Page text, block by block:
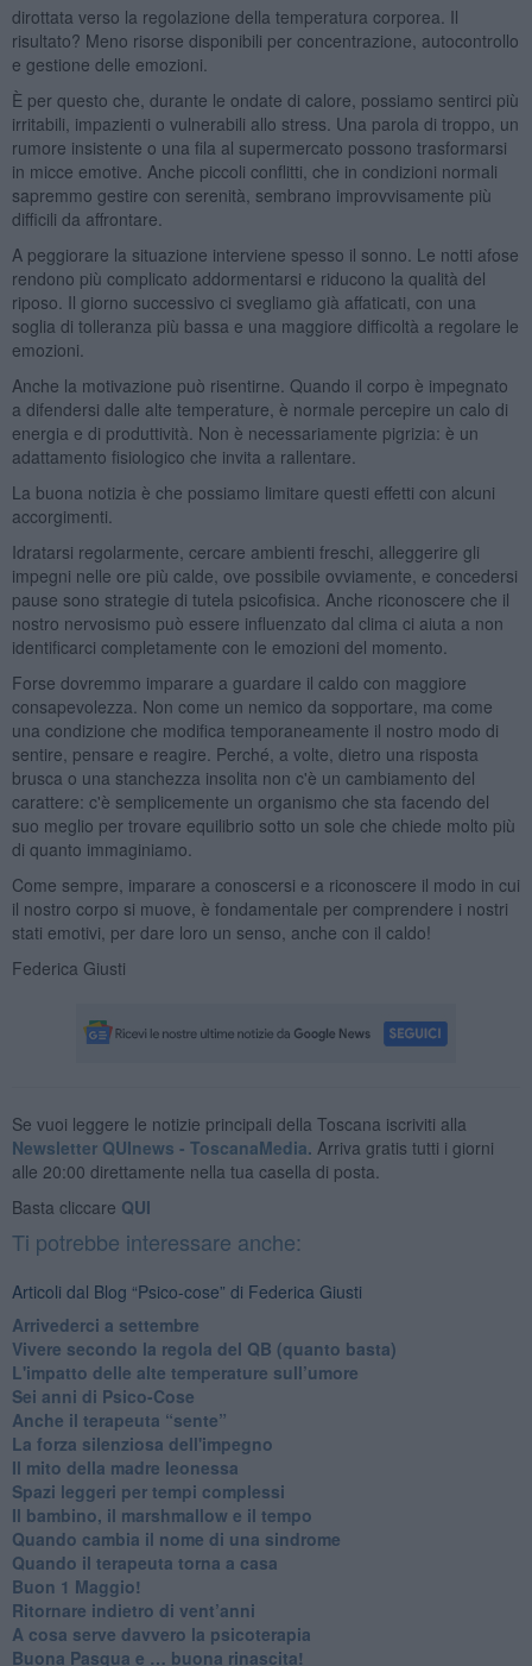
dirottata verso la regolazione della temperatura corporea. Il
risultato? Meno risorse disponibili per concentrazione, autocontrollo
e gestione delle emozioni.
È per questo che, durante le ondate di calore, possiamo sentirci più
irritabili, impazienti o vulnerabili allo stress. Una parola di troppo, un
rumore insistente o una fila al supermercato possono trasformarsi
in micce emotive. Anche piccoli conflitti, che in condizioni normali
sapremmo gestire con serenità, sembrano improvvisamente più
difficili da affrontare.
A peggiorare la situazione interviene spesso il sonno. Le notti afose
rendono più complicato addormentarsi e riducono la qualità del
riposo. Il giorno successivo ci svegliamo già affaticati, con una
soglia di tolleranza più bassa e una maggiore difficoltà a regolare le
emozioni.
Anche la motivazione può risentirne. Quando il corpo è impegnato
a difendersi dalle alte temperature, è normale percepire un calo di
energia e di produttività. Non è necessariamente pigrizia: è un
adattamento fisiologico che invita a rallentare.
La buona notizia è che possiamo limitare questi effetti con alcuni
accorgimenti.
Idratarsi regolarmente, cercare ambienti freschi, alleggerire gli
impegni nelle ore più calde, ove possibile ovviamente, e concedersi
pause sono strategie di tutela psicofisica. Anche riconoscere che il
nostro nervosismo può essere influenzato dal clima ci aiuta a non
identificarci completamente con le emozioni del momento.
Forse dovremmo imparare a guardare il caldo con maggiore
consapevolezza. Non come un nemico da sopportare, ma come
una condizione che modifica temporaneamente il nostro modo di
sentire, pensare e reagire. Perché, a volte, dietro una risposta
brusca o una stanchezza insolita non c'è un cambiamento del
carattere: c'è semplicemente un organismo che sta facendo del
suo meglio per trovare equilibrio sotto un sole che chiede molto più
di quanto immaginiamo.
Come sempre, imparare a conoscersi e a riconoscere il modo in cui
il nostro corpo si muove, è fondamentale per comprendere i nostri
stati emotivi, per dare loro un senso, anche con il caldo!
Federica Giusti
Se vuoi leggere le notizie principali della Toscana iscriviti alla
Newsletter QUInews - ToscanaMedia. Arriva gratis tutti i giorni
alle 20:00 direttamente nella tua casella di posta.
Basta cliccare QUI
Ti potrebbe interessare anche:
Articoli dal Blog “Psico-cose” di Federica Giusti
​Arrivederci a settembre
​Vivere secondo la regola del QB (quanto basta)
​L'impatto delle alte temperature sull’umore
Sei anni di Psico-Cose
​Anche il terapeuta “sente”
​La forza silenziosa dell'impegno
​Il mito della madre leonessa
Spazi leggeri per tempi complessi
Il bambino, il marshmallow e il tempo
​Quando cambia il nome di una sindrome
​Quando il terapeuta torna a casa
​Buon 1 Maggio!
Ritornare indietro di vent’anni
​A cosa serve davvero la psicoterapia
​Buona Pasqua e … buona rinascita!